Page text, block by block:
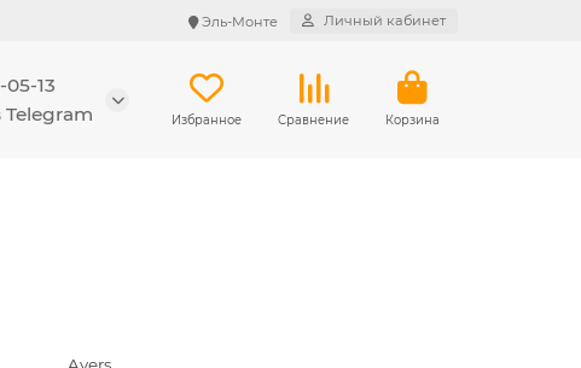
Эль-Монте Личный кабинет
05-13
Telegram
Избранное Сравнение Корзина